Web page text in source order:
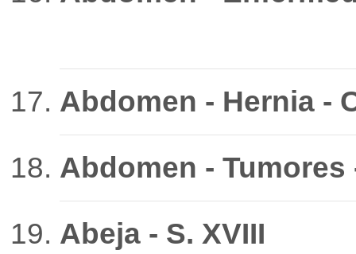
Abdomen - Hernia -
Abdomen -
Abeja - S. XVIII